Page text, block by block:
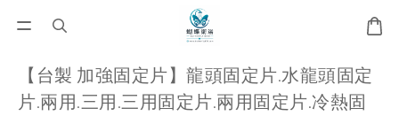
【台製 加強固定片】龍頭固定片.水龍頭固定
片.兩用.三用.三用固定片.兩用固定片.冷熱固